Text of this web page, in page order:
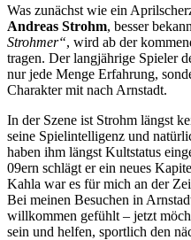
Was zunächst wie ein
Andreas Strohm, besser
Strohmer“, wird ab der
tragen. Der langjährige Spieler
nur jede Menge Erfahrung,
Charakter mit nach Arnstadt.
In der Szene ist Strohm längst
seine Spielintelligenz und
haben ihm längst Kultstatus
09ern schlägt er ein neues
Kahla war es für mich an der
Bei meinen Besuchen in
willkommen gefühlt – jetzt
sein und helfen, sportlich den